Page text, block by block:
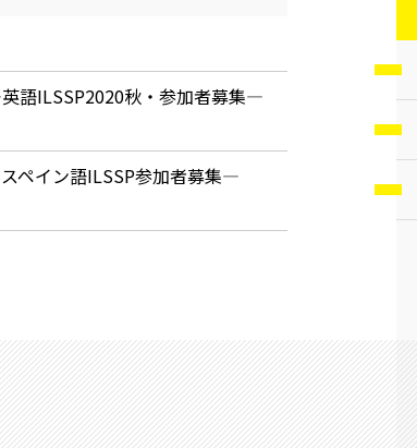
語ILSSP2020秋・参加者募集―
ペイン語ILSSP参加者募集―